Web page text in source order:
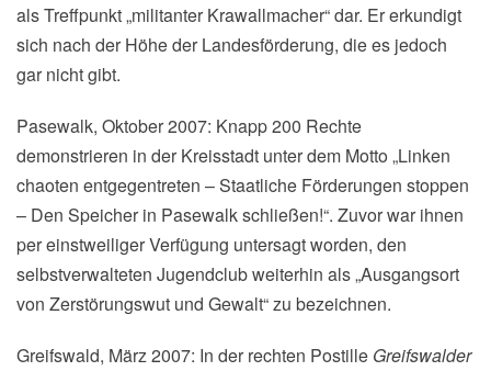
als Treffpunkt „militanter Krawallmacher“ dar. Er erkundigt
sich nach der Höhe der Landesförderung, die es jedoch
gar nicht gibt.
Pasewalk, Oktober 2007: Knapp 200 Rechte
demonstrieren in der Kreisstadt unter dem Motto „Linken
chaoten entgegentreten – Staatliche Förderungen stoppen
– Den Speicher in Pasewalk schließen!“. Zuvor war ihnen
per einstweiliger Verfügung untersagt worden, den
selbstverwalteten Jugendclub weiterhin als „Ausgangsort
von Zerstörungswut und Gewalt“ zu bezeichnen.
Greifswald, März 2007: In der rechten Postille Greifswalder